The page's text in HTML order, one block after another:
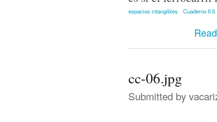
espacios intangibles Cuaderno II 5
cc-06.jpg
Submitted by